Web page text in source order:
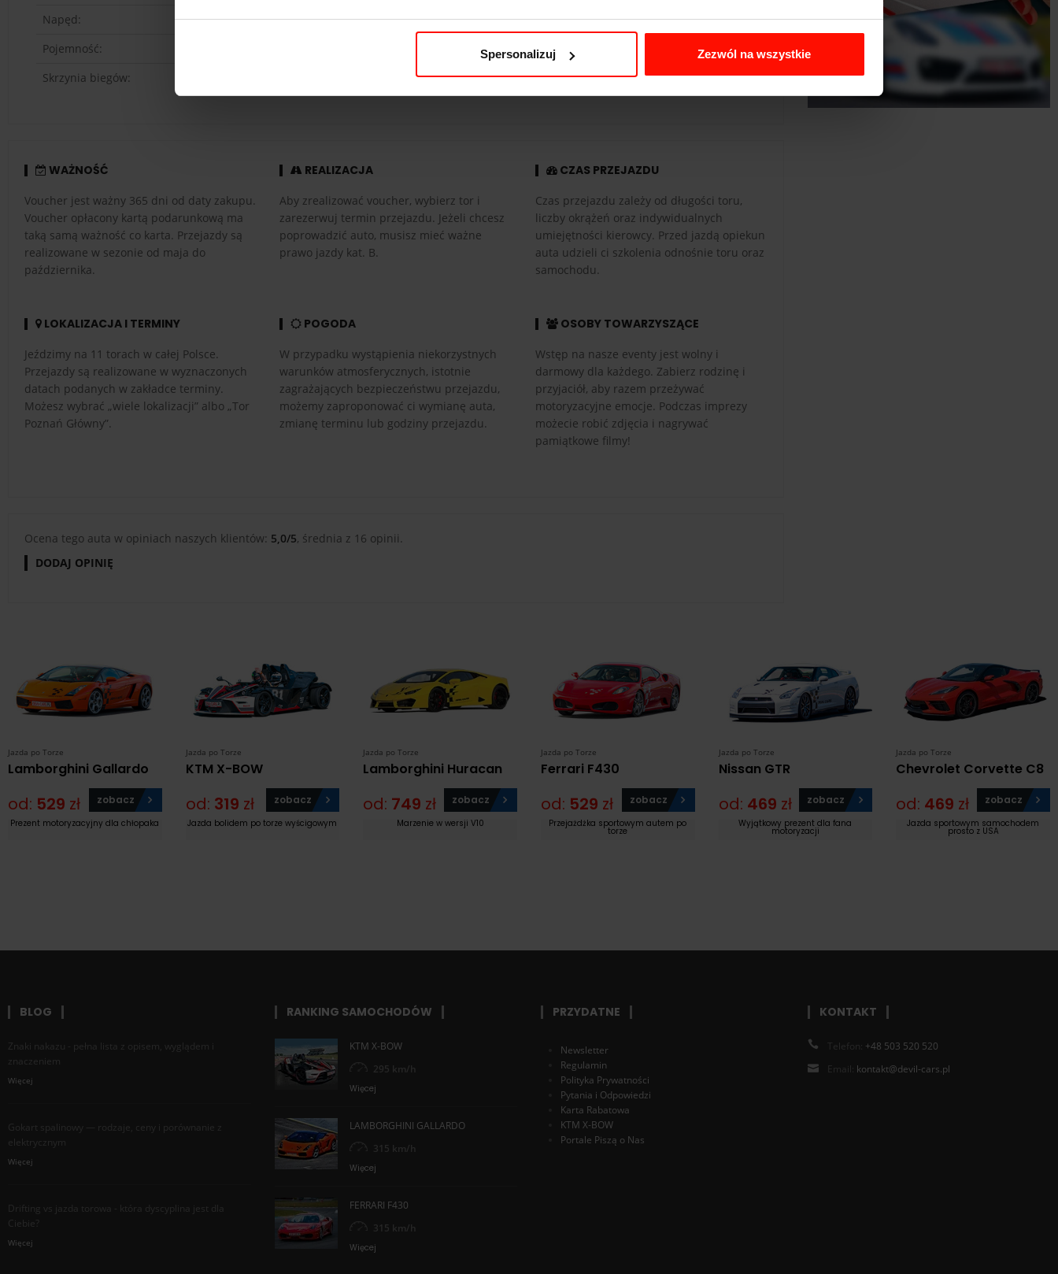
Spersonalizuj Zezwól na wszystkie
Napęd:
tył
Pojemność:
Skrzynia biegów:
manualna
WAŻNOŚĆ
Voucher jest ważny 365 dni od daty zakupu.
Voucher opłacony kartą podarunkową ma
taką samą ważność co karta. Przejazdy są
realizowane w sezonie od maja do
października.
REALIZACJA
Aby zrealizować voucher, wybierz tor i
zarezerwuj termin przejazdu. Jeżeli chcesz
poprowadzić auto, musisz mieć ważne
prawo jazdy kat. B.
CZAS PRZEJAZDU
Czas przejazdu zależy od długości toru,
liczby okrążeń oraz indywidualnych
umiejętności kierowcy. Przed jazdą opiekun
auta udzieli ci szkolenia odnośnie toru oraz
samochodu.
LOKALIZACJA I TERMINY
Jeździmy na 11 torach w całej Polsce.
Przejazdy są realizowane w wyznaczonych
datach podanych w zakładce terminy.
Możesz wybrać „wiele lokalizacji” albo „Tor
Poznań Główny”.
POGODA
W przypadku wystąpienia niekorzystnych
warunków atmosferycznych, istotnie
zagrażających bezpieczeństwu przejazdu,
możemy zaproponować ci wymianę auta,
zmianę terminu lub godziny przejazdu.
OSOBY TOWARZYSZĄCE
Wstęp na nasze eventy jest wolny i
darmowy dla każdego. Zabierz rodzinę i
przyjaciół, aby razem przeżywać
motoryzacyjne emocje. Podczas imprezy
możecie robić zdjęcia i nagrywać
pamiątkowe filmy!
Ocena tego auta w opiniach naszych klientów: 5,0/5, średnia z 16 opinii.
DODAJ OPINIĘ
Jazda po Torze
Lamborghini Gallardo
od: 529 zł zobacz
Prezent motoryzacyjny dla chłopaka
Jazda po Torze
KTM X-BOW
od: 319 zł zobacz
Jazda bolidem po torze wyścigowym
Jazda po Torze
Lamborghini Huracan
od: 749 zł zobacz
Marzenie w wersji V10
Jazda po Torze
Ferrari F430
od: 529 zł zobacz
Przejażdżka sportowym autem po
torze
Jazda po Torze
Nissan GTR
od: 469 zł zobacz
Wyjątkowy prezent dla fana
motoryzacji
Jazda po Torze
Chevrolet Corvette C8
od: 469 zł zobacz
Jazda sportowym samochodem
prosto z USA
BLOG
Znaki nakazu - pełna lista z opisem, wyglądem i
znaczeniem
Więcej
Gokart spalinowy — rodzaje, ceny i porównanie z
elektrycznym
Więcej
Drifting vs jazda torowa - która dyscyplina jest dla
Ciebie?
Więcej
RANKING SAMOCHODÓW
KTM X-BOW
295 km/h
Więcej
LAMBORGHINI GALLARDO
315 km/h
Więcej
FERRARI F430
315 km/h
Więcej
PRZYDATNE
Newsletter
Regulamin
Polityka Prywatności
Pytania i Odpowiedzi
Karta Rabatowa
KTM X-BOW
Portale Piszą o Nas
KONTAKT
Telefon: +48 503 520 520
Email: kontakt@devil-cars.pl